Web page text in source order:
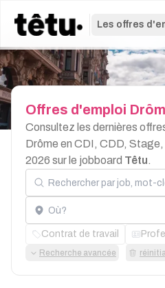
Les offres
Offres d'emploi
Consultez les dernières
Drôme en CDI, CDD,
2026 sur le jobboard Têtu.
Rechercher par job, mot-clé
Localisation
Contrat de travail
Recherche avancée